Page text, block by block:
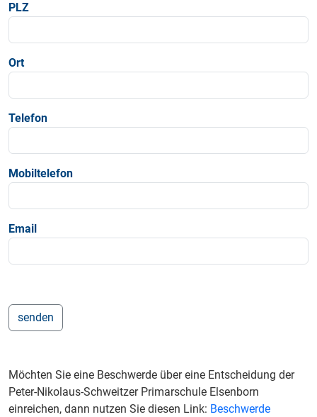
PLZ
Ort
Telefon
Mobiltelefon
Email
Möchten Sie eine Beschwerde über eine Entscheidung der
Peter-Nikolaus-Schweitzer Primarschule Elsenborn
einreichen, dann nutzen Sie diesen Link: Beschwerde